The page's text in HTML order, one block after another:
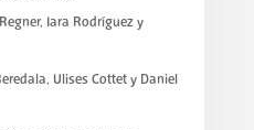
Iara Rodríguez y
Ulises Cottet y Daniel